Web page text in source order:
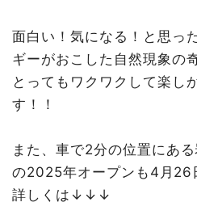
面白い！気になる！と思っ
ギーがおこした自然現象の
とってもワクワクして楽し
す！！
また、車で2分の位置にあ
の2025年オープンも4月26
詳しくは↓↓↓